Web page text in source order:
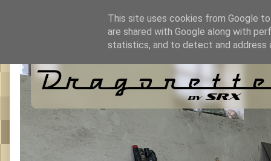
This site uses cookies from Google
are shared with Google along with
statistics, and to detect and address